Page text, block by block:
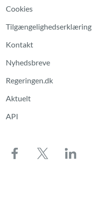
Cookies
Tilgængelighedserklæring
Kontakt
Nyhedsbreve
Regeringen.dk
Aktuelt
API